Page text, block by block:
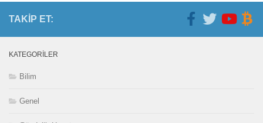
TAKIP ET:
KATEGORILER
Bilim
Genel